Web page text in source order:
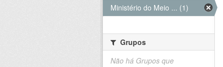
Ministério do Meio ... (1)
Grupos
Não há Grupos que